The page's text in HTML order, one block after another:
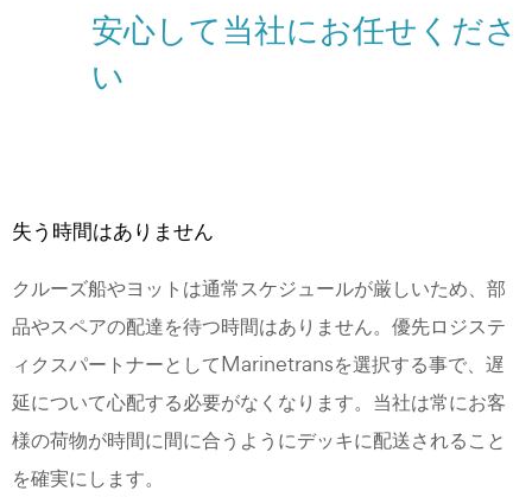
安心して当社にお任せくださ
い
失う時間はありません
クルーズ船やヨットは通常スケジュールが厳しいため、部
品やスペアの配達を待つ時間はありません。優先ロジステ
ィクスパートナーとしてMarinetransを選択する事で、遅
延について心配する必要がなくなります。当社は常にお客
様の荷物が時間に間に合うようにデッキに配送されること
を確実にします。